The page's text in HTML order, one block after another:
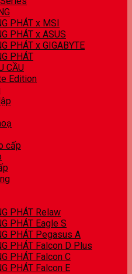
PHÁT x MSI
PHÁT x ASUS
PHÁT x GIGABYTE
PHÁT
CẦU
Edition
cấp
PHÁT Relaw
PHÁT Eagle S
PHÁT Pegasus A
PHÁT Falcon D Plus
PHÁT Falcon C
PHÁT Falcon E